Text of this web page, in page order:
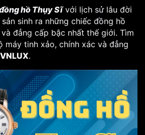
hồ Thụy Sĩvới lịch sử lâu đời
sinh ra những chiếc đồng hồ
đẳng cấp bậc nhất thế giới. Tìm
máy tinh xảo, chính xác và đẳng
VNLUX.